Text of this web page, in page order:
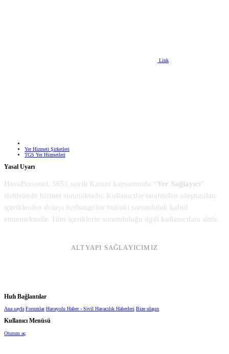
Link
Yer Hizmeti Şirketleri
TGS Yer Hizmetleri
Yasal Uyarı
HavaPersonel, 5651 sayılı Kanun kapsamında “Yer Sağlayıcı”
statüsünde hizmet sunmaktadır. Kullanıcılar tarafından oluşturulan
içeriklerden dolayı herhangi bir hukuki sorumluluk kabul
etmemektedir. Tüm içeriklerin sorumluluğu ilgili kullanıcılara aittir.
ALTYAPI SAĞLAYICIMIZ
Hızlı Bağlantılar
Ana sayfa Forumlar Havayolu Haber - Sivil Havacılık Haberleri Bize ulaşın
Kullanıcı Menüsü
Oturum aç